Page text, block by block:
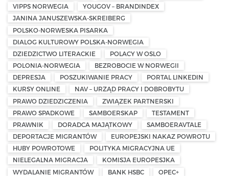
VIPPS NORWEGIA
YOUGOV – BRANDINDEX
JANINA JANUSZEWSKA-SKREIBERG
POLSKO-NORWESKA PISARKA
DIALOG KULTUROWY POLSKA-NORWEGIA
DZIEDZICTWO LITERACKIE
POLACY W OSLO
POLONIA-NORWEGIA
BEZROBOCIE W NORWEGII
DEPRESJA
POSZUKIWANIE PRACY
PORTAL LINKEDIN
KURSY ONLINE
NAV – URZĄD PRACY I DOBROBYTU
PRAWO DZIEDZICZENIA
ZWIĄZEK PARTNERSKI
PRAWO SPADKOWE
SAMBOERSKAP
TESTAMENT
PRAWNIK
DORADCA MAJĄTKOWY
SAMBOERAVTALE
DEPORTACJE MIGRANTÓW
EUROPEJSKI NAKAZ POWROTU
HUBY POWROTOWE
POLITYKA MIGRACYJNA UE
NIELEGALNA MIGRACJA
KOMISJA EUROPESJKA
WYDALANIE MIGRANTÓW
BANK HSBC
OPEC+